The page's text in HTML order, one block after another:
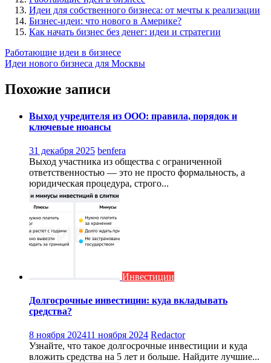
Идеи для собственного бизнеса: от мечты к реализации
Бизнес-идеи: что нового в Америке?
Как начать бизнес без денег: идеи и стратегии
Навигация
по
записям
Работающие идеи в бизнесе
Идеи нового бизнеса для Москвы
Похожие записи
Выход учредителя из ООО: правила, порядок и
ключевые нюансы
31 декабря 2025 benfera
Выход участника из общества с ограниченной
ответственностью — это не просто формальность, а
юридическая процедура, строго...
Инвестиции
Долгосрочные инвестиции: куда вкладывать
средства?
8 ноября 202411 ноября 2024 Redactor
Узнайте, что такое долгосрочные инвестиции и куда
вложить средства на 5 лет и больше. Найдите лучшие...